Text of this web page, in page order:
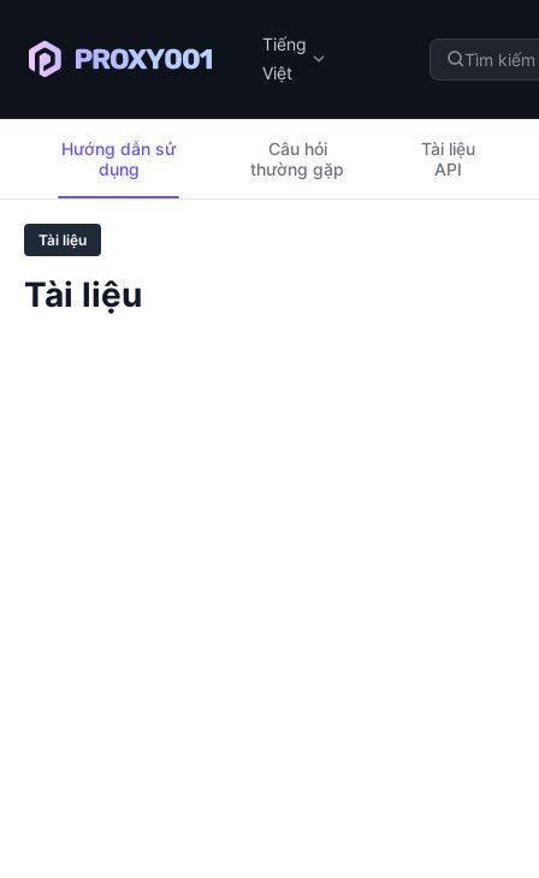
Tiếng
Việt
Hướng dẫn sử
dụng
Câu hỏi
thường gặp
Tài liệu
API
Tài liệu
Tài liệu